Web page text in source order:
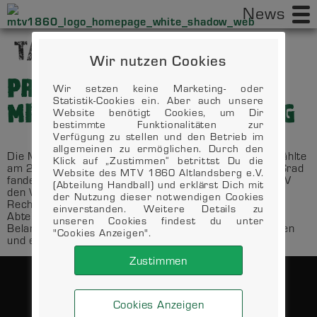
News
TAG: 6. JULI 2019
PRESSEBERICHT
MITGLIEDERVERSAMMLUNG
Die Mitgliederversammlung der Abteilung Handball wählte
am 25.Juni eine neue Abteilungsleitung. Bei fast 30 Grad
fanden 60 Mitglieder der stärksten Abteilung des MTV
den Weg ins Tagungscafé der Erlengrundhalle um den
Rechenschaftsbericht der kommissarischen
Abteilungsleitung zu den sportlichen und finanziellen
Belangen der abgelaufenen Saison entgegen zu nehmen
und eine neue Leitung zu wählen. Nach der […]
DATENSCHUTZKONTAKTIMPRESSUM
Wir nutzen Cookies
Wir setzen keine Marketing- oder
Statistik-Cookies ein. Aber auch unsere
Website benötigt Cookies, um Dir
bestimmte Funktionalitäten zur
Verfügung zu stellen und den Betrieb im
allgemeinen zu ermöglichen. Durch den
Klick auf „Zustimmen“ betrittst Du die
Website des MTV 1860 Altlandsberg e.V.
(Abteilung Handball) und erklärst Dich mit
der Nutzung dieser notwendigen Cookies
einverstanden. Weitere Details zu
unseren Cookies findest du unter
"Cookies Anzeigen".
Cookies Anzeigen
Zustimmen